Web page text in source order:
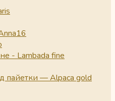
- Lambada fine
пайетки — Alpaca gold